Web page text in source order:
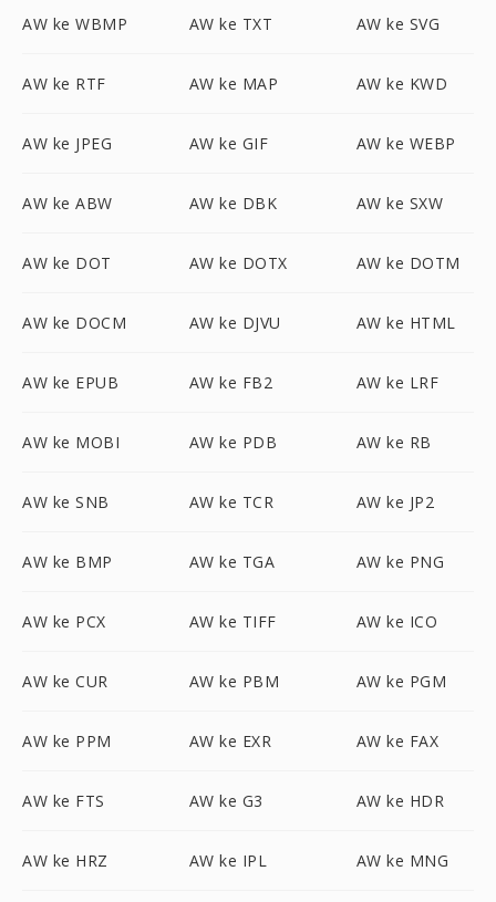
AW ke WBMP AW ke TXT AW ke SVG
AW ke RTF AW ke MAP AW ke KWD
AW ke JPEG AW ke GIF AW ke WEBP
AW ke ABW AW ke DBK AW ke SXW
AW ke DOT AW ke DOTX AW ke DOTM
AW ke DOCM AW ke DJVU AW ke HTML
AW ke EPUB AW ke FB2 AW ke LRF
AW ke MOBI AW ke PDB AW ke RB
AW ke SNB AW ke TCR AW ke JP2
AW ke BMP AW ke TGA AW ke PNG
AW ke PCX AW ke TIFF AW ke ICO
AW ke CUR AW ke PBM AW ke PGM
AW ke PPM AW ke EXR AW ke FAX
AW ke FTS AW ke G3 AW ke HDR
AW ke HRZ AW ke IPL AW ke MNG